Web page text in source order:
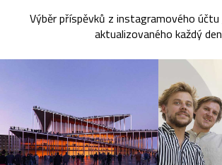
Výběr příspěvků z instagramového účtu
aktualizovaného každý den